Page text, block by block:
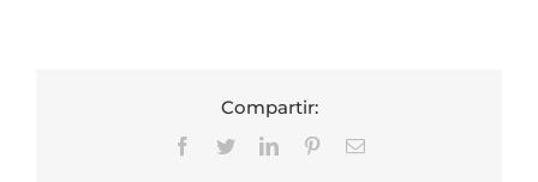
Compartir:
Facebook
TwitterLinkedInPinterestCorreo